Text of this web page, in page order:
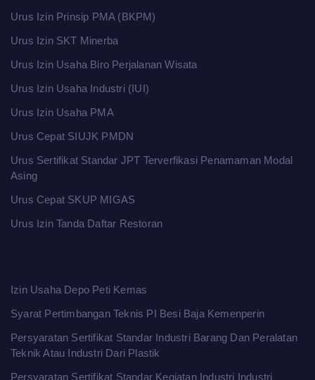
Urus Izin Prinsip PMA (BKPM)
Urus Izin SKT Minerba
Urus Izin Usaha Biro Perjalanan Wisata
Urus Izin Usaha Industri (IUI)
Urus Izin Usaha PMA
Urus Cepat SIUJK PMDN
Urus Sertifikat Standar JPT Terverfikasi Penamaman Modal
Asing
Urus Cepat SKUP MIGAS
Urus Izin Tanda Daftar Restoran
Izin Usaha Depo Peti Kemas
Syarat Pertimbangan Teknis PI Besi Baja Kemenperin
Persyaratan Sertifikat Standar Industri Barang Dan Peralatan
Teknik Atau Industri Dari Plastik
Persyaratan Sertifikat Standar Kegiatan Industri Industri